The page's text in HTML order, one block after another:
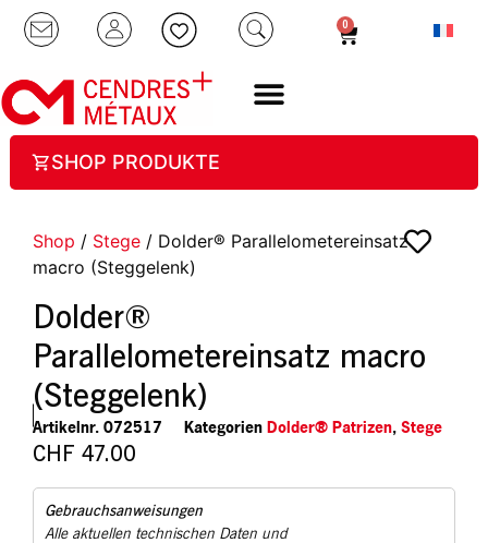
0
SHOP PRODUKTE
Shop / Stege / Dolder® Parallelometereinsatz
macro (Steggelenk)
Dolder®
Parallelometereinsatz macro
(Steggelenk)
Artikelnr. 072517 Kategorien Dolder® Patrizen, Stege
CHF 47.00
Gebrauchsanweisungen
Alle aktuellen technischen Daten und